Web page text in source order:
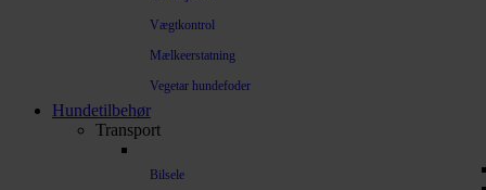
Vægtkontrol
Mælkeerstatning
Vegetar hundefoder
Hundetilbehør
Transport
Bilsele